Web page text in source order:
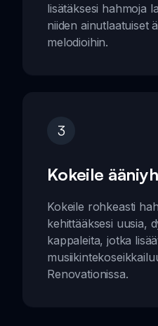
lisätäksesi hahmoja
niiden ainutlaatuiset
melodioihin.
3
Kokeile
Kokeile rohkeasti
kehittääksesi uusia,
kappaleita, jotka
Renovationissa.